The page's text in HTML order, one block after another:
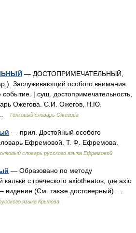
— ДОСТОПРИМЕЧАТЕЛЬНЫЙ,
Заслуживающий особого внимания.
| сущ. достопримечательность,
Ожегова. С.И. Ожегов, Н.Ю.
Толковый словарь Ожегова
— прил. Достойный особого
Ефремовой. Т. Ф. Ефремова.
словарь русского языка Ефремовой
— Образовано по методу
кальки с греческого axiotheatos, где axio
видение (См. также достоверный) …
языка Крылова